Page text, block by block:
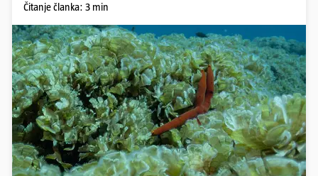
Čitanje članka: 3 min